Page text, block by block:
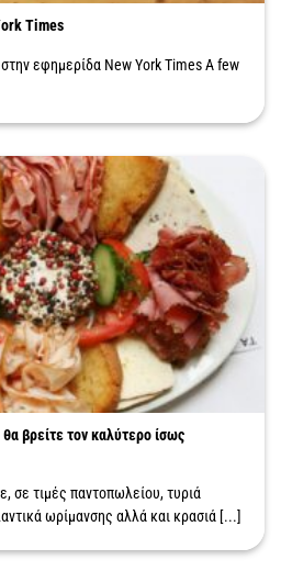
Times
εφημερίδα New York Times A few
βρείτε τον καλύτερο ίσως
σε τιμές παντοπωλείου, τυριά
ωρίμανσης αλλά και κρασιά [...]